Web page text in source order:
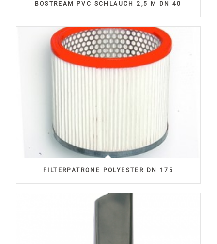
BOSTREAM PVC SCHLAUCH 2,5 M DN 40
FILTERPATRONE POLYESTER DN 175